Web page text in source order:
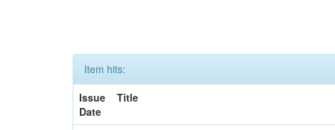
Item hits:
Issue
Date
Title